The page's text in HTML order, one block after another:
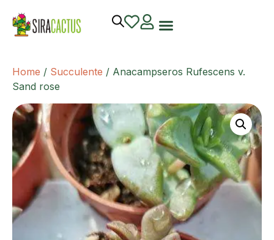
Home / Succulente / Anacampseros Rufescens v.
Sand rose